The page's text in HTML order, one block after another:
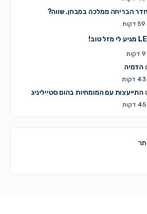
הבריחה ממלכה במבחן. שווה?
מגיע לי מזל טוב!
הדמיה
התייעצות עם המומחיות בהום סטייליניג